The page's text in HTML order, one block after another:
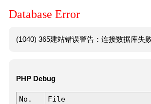
Database Error
(1040) 365建站错误警告：连接数据库失
PHP Debug
No. File